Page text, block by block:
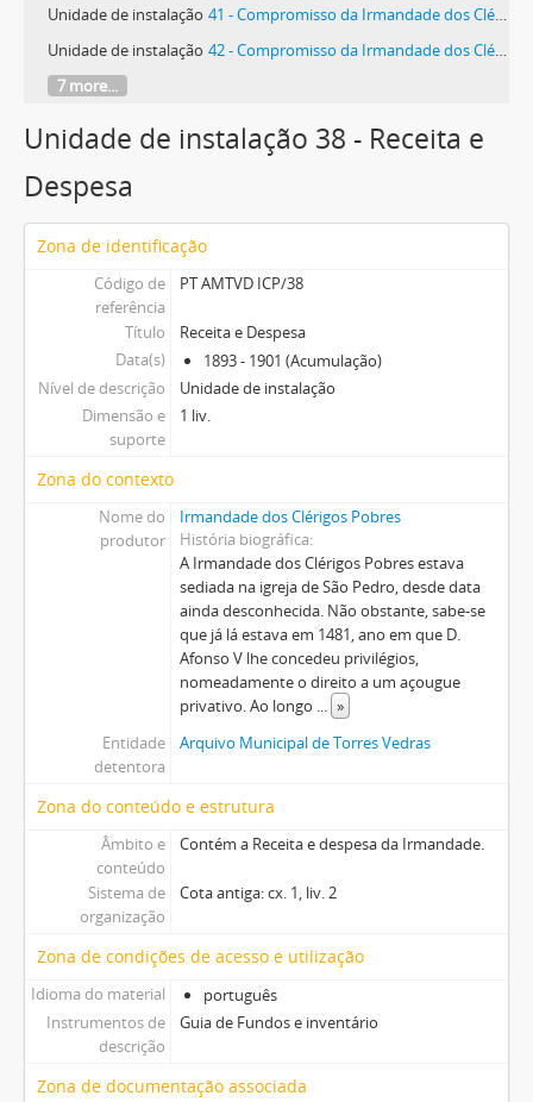
Unidade de instalação 41 - Compromisso da Irmandade dos Clérigos Pobres
Unidade de instalação 42 - Compromisso da Irmandade dos Clérigos sob o título da Santíssima Trindade
7 more...
Unidade de instalação 38 - Receita e
Despesa
Zona de identificação
Código de
referência
PT AMTVD ICP/38
Título
Receita e Despesa
Data(s)
1893 - 1901 (Acumulação)
Nível de descrição
Unidade de instalação
Dimensão e
suporte
1 liv.
Zona do contexto
Nome do
produtor
Irmandade dos Clérigos Pobres
História biográfica
A Irmandade dos Clérigos Pobres estava
sediada na igreja de São Pedro, desde data
ainda desconhecida. Não obstante, sabe-se
que já lá estava em 1481, ano em que D.
Afonso V lhe concedeu privilégios,
nomeadamente o direito a um açougue
privativo. Ao longo
»
Entidade
detentora
Arquivo Municipal de Torres Vedras
Zona do conteúdo e estrutura
Âmbito e
conteúdo
Contém a Receita e despesa da Irmandade.
Sistema de
organização
Cota antiga: cx. 1, liv. 2
Zona de condições de acesso e utilização
Idioma do material
português
Instrumentos de
descrição
Guia de Fundos e inventário
Zona de documentação associada